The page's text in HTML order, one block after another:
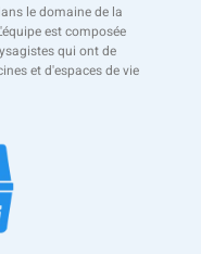
le domaine de la
est composée
qui ont de
et d'espaces de vie